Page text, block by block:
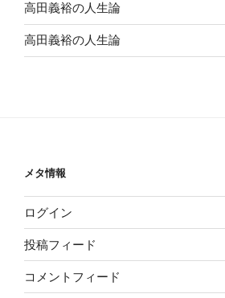
高田義裕の人生論
高田義裕の人生論
メタ情報
ログイン
投稿フィード
コメントフィード